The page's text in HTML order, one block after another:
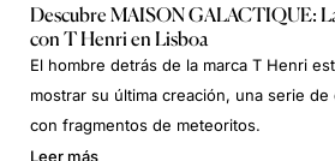
Descubre MAISON GALACTIQUE:
con T Henri en Lisboa
El hombre detrás de la marca T Henri
mostrar su última creación, una serie
con fragmentos de meteoritos.
Leer más